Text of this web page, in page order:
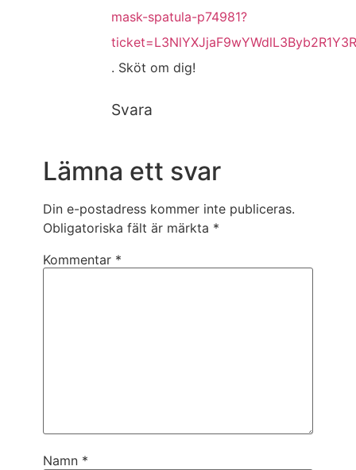
mask-spatula-p74981?
. Sköt om dig!
Svara
Lämna ett svar
Din e-postadress kommer inte publiceras.
Obligatoriska fält är märkta *
Kommentar *
Namn *